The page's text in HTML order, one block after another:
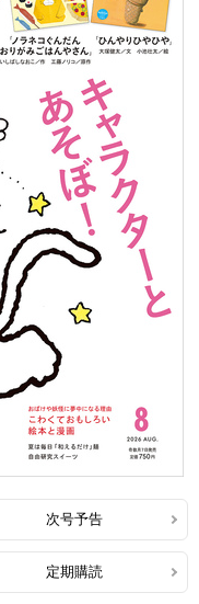
次号予告
定期購読